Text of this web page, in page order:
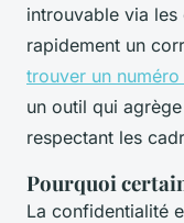
introuvable via
rapidement un
trouver un
un outil qui
respectant les
Pourquoi
La confidentialité